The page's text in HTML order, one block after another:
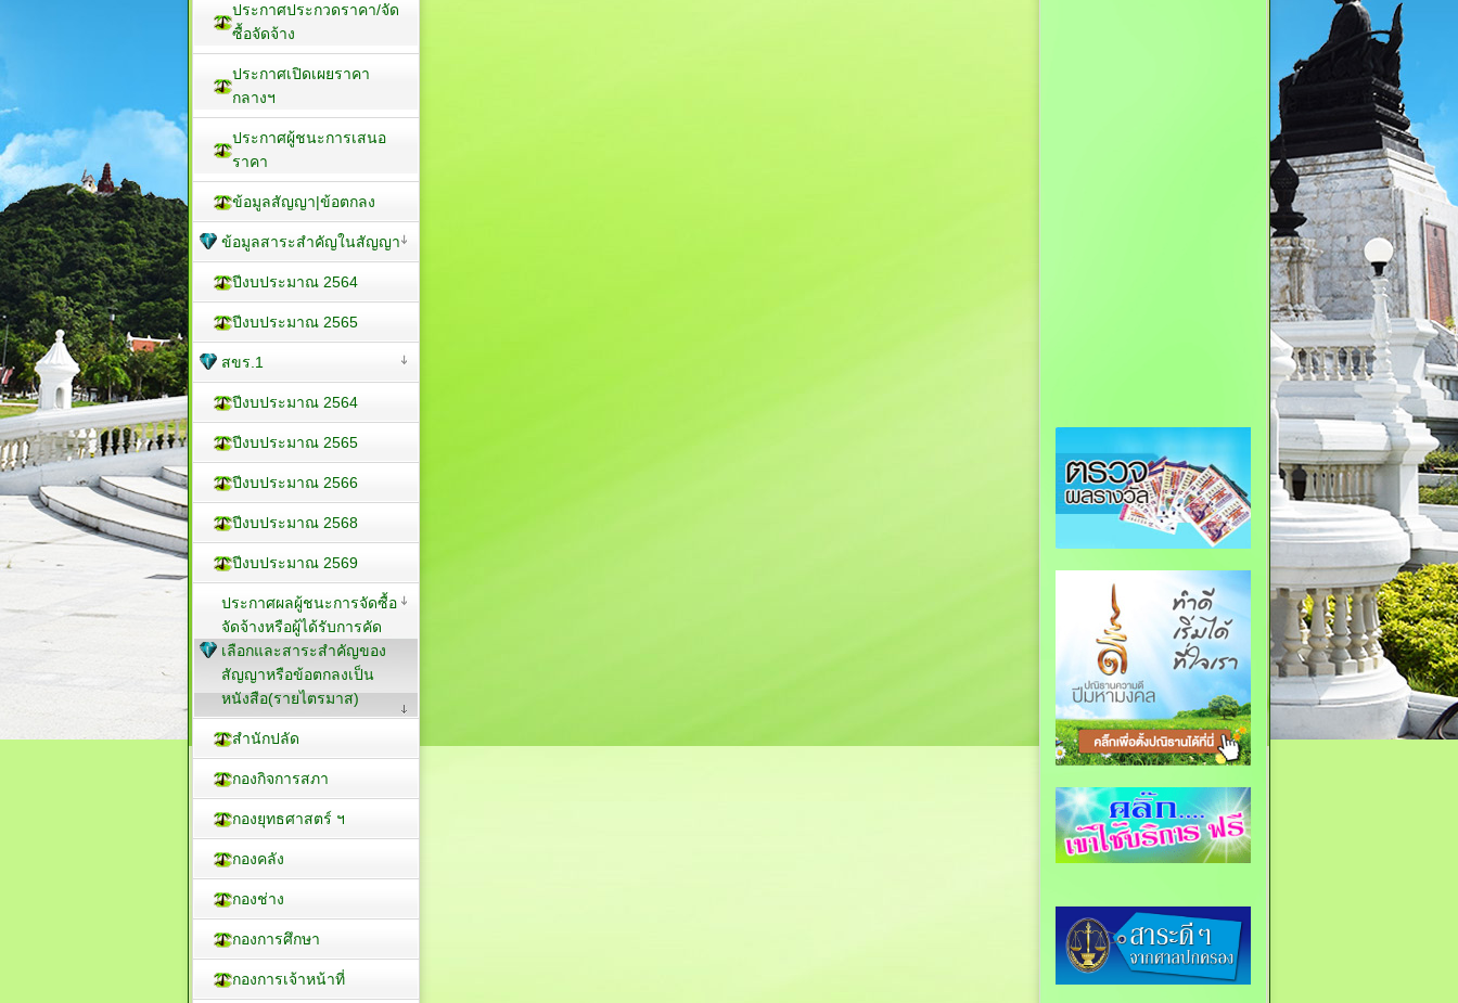
ประกาศประกวดราคา/จัด
ซื้อจัดจ้าง
ประกาศเปิดเผยราคา
กลางฯ
ประกาศผู้ชนะการเสนอ
ราคา
ข้อมูลสัญญา|ข้อตกลง
ข้อมูลสาระสำคัญในสัญญา
ปีงบประมาณ 2564
ปีงบประมาณ 2565
สขร.1
ปีงบประมาณ 2564
ปีงบประมาณ 2565
ปีงบประมาณ 2566
ปีงบประมาณ 2568
ปีงบประมาณ 2569
ประกาศผลผู้ชนะการจัดซื้อ
จัดจ้างหรือผู้ได้รับการคัด
เลือกและสาระสำคัญของ
สัญญาหรือข้อตกลงเป็น
หนังสือ(รายไตรมาส)
สำนักปลัด
กองกิจการสภา
กองยุทธศาสตร์ ฯ
กองคลัง
กองช่าง
กองการศึกษา
กองการเจ้าหน้าที่